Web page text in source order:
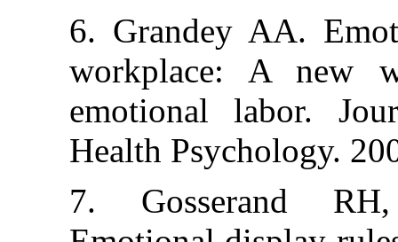
6. Grandey
workplace: A
emotional
Health
7.